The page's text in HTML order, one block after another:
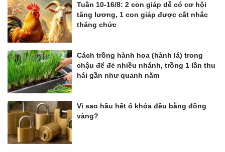
Tuần 10-16/8: 2 con giáp dễ có cơ hội
tăng lương, 1 con giáp được cất nhắc
thăng chức
Cách trồng hành hoa (hành lá) trong
chậu để đẻ nhiều nhánh, trồng 1 lần thu
hái gần như quanh năm
Vì sao hầu hết ổ khóa đều bằng đồng
vàng?